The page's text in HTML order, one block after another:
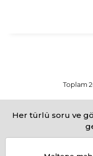
Toplam
Her türlü soru ve